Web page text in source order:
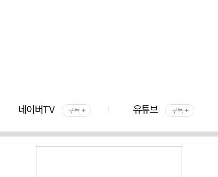
네이버TV 구독 + 유튜브 구독 +